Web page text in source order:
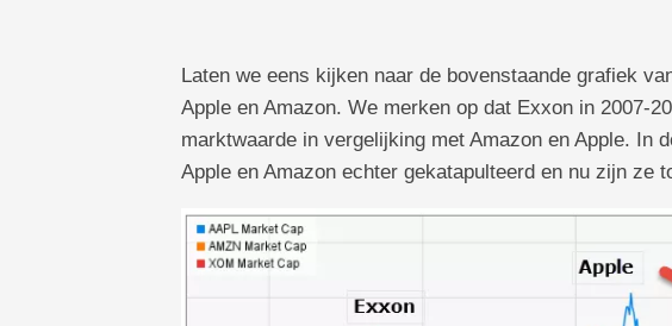
Laten we eens kijken naar de bovenstaande grafiek
Apple en Amazon. We merken op dat Exxon in 2007-
marktwaarde in vergelijking met Amazon en Apple. In
Apple en Amazon echter gekatapulteerd en nu zijn ze